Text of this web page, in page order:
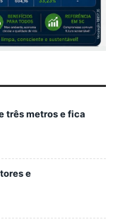
três metros e fica
e